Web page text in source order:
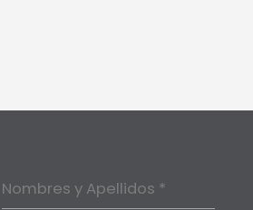
Nombres y Apellidos *